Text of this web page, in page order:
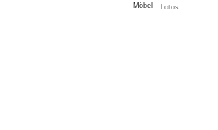
Möbel Lotos